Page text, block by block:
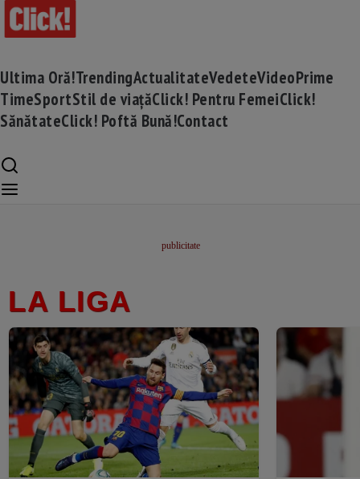
Ultima Oră!TrendingActualitateVedeteVideoPrime
TimeSportStil de viațăClick! Pentru FemeiClick!
SănătateClick! Poftă Bună!Contact
LA LIGA